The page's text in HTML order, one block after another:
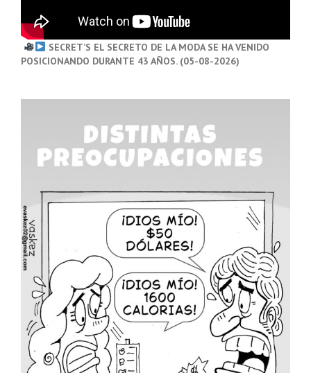
SECRET’S EL SECRETO DE LA MODA SE HA VENIDO
POSICIONANDO DURANTE 43 AÑOS. (05-08-2026)